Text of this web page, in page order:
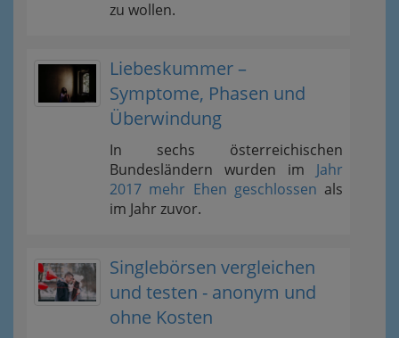
zu wollen.
Liebeskummer –
Symptome, Phasen und
Überwindung
In sechs österreichischen
Bundesländern wurden im Jahr
2017 mehr Ehen geschlossen als
im Jahr zuvor.
Singlebörsen vergleichen
und testen - anonym und
ohne Kosten